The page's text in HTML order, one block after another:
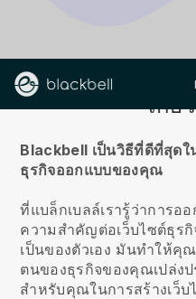
เกี่ย
Blackbell เป็นวิธีที่ดีที่สุดใ
ธุรกิจออกแบบของคุณ
ที่แบล็กเบลล์เรารู้ว่าการอ
ความสำคัญต่อเว็บไซต์ธุร
เป็นของตัวเอง มันทำให้คุณ
ตนของธุรกิจของคุณเปล่ง
สำหรับคุณในการสร้างเว็